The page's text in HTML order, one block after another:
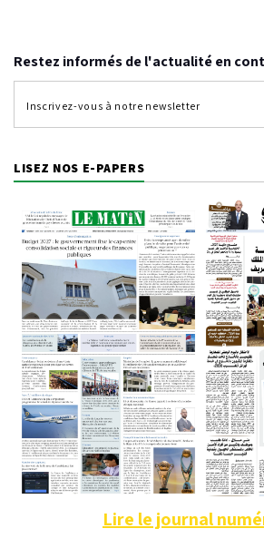
Restez informés de l'actualité en
LISEZ NOS E-PAPERS
Lire le journal